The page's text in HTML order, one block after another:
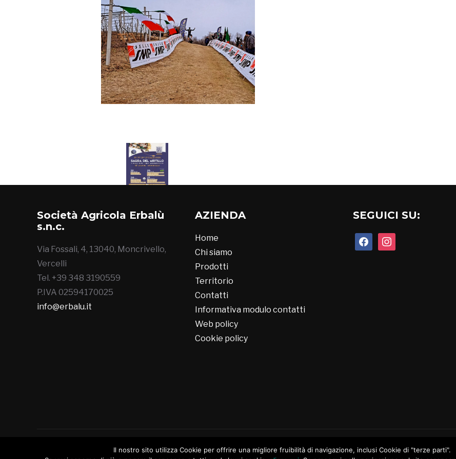
Società Agricola Erbalù
s.n.c.
Via Fossali, 4, 13040, Moncrivello,
Vercelli
Tel. +39 348 3190559
P.IVA 02594170025
info@erbalu.it
AZIENDA
Home
Chi siamo
Prodotti
Territorio
Contatti
Informativa modulo contatti
Web policy
Cookie policy
SEGUICI SU:
facebookinstagram
Copyright © 2026 ErbalùIl nostro sito utilizza Cookie per offrire una migliore fruibilità di navigazione, inclusi Cookie di "terze parti".